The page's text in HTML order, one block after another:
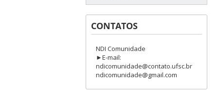
CONTATOS
NDI Comunidade
►E-mail:
ndicomunidade@contato.ufsc.br
ndicomunidade@gmail.com